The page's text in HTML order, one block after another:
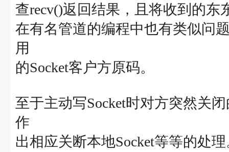
查recv()返回结果，且将收到的
在有名管道的编程中也有类似问
用
的Socket客户方原码。
至于主动写Socket时对方突然关
作
出相应关断本地Socket等等的处